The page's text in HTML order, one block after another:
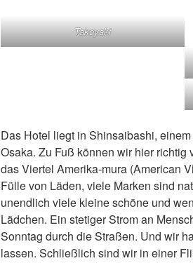
Takoyaki
Das Hotel liegt in Shinsaibashi,
Osaka. Zu Fuß können wir hier
das Viertel Amerika-mura (American
Fülle von Läden, viele Marken sind
unendlich viele kleine schöne und
Lädchen. Ein stetiger Strom an
Sonntag durch die Straßen. Und wir
lassen. Schließlich sind wir in einer